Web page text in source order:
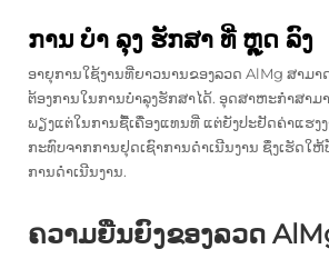
ການ ບໍາ ລຸງ ຮັກສາ ທີ່ ຫຼຸດ ລົງ
ອາຍຸການໃຊ້ງານທີ່ຍາວນານຂອງລວດ AlMg ສາມ
ຕ້ອງການໃນການບຳລຸງຮັກສາໄດ້. ອຸດສາຫະກຳສາ
ພຽງແຕ່ໃນການຊື້ເຄື່ອງແທນທີ່ ແຕ່ຍັງປະຢັດຄ່າແຮງ
ກະທົບຈາກການຢຸດເຊົາການດຳເນີນງານ ຊຶ່ງເຮັດໃ
ການດຳເນີນງານ.
ຄວາມຍືນຍົງຂອງລວດ